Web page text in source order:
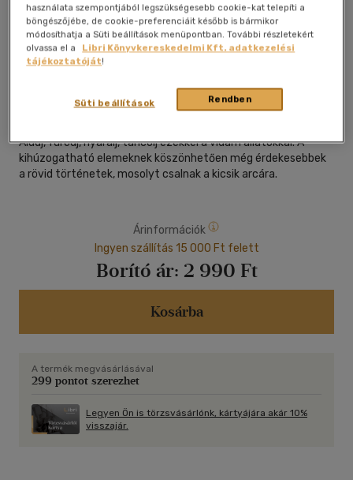
Kívánságlistához adom Megosztom
magyar nyelvű|lapozó
Aludj, fürödj, nyaralj, táncolj ezekkel a vidám állatokkal. A
kihúzogatható elemeknek köszönhetően még érdekesebbek
a rövid történetek, mosolyt csalnak a kicsik arcára.
Árinformációk
Ingyen szállítás 15 000 Ft felett
Borító ár: 2 990 Ft
Kosárba
A termék megvásárlásával
299 pontot szerezhet
Legyen Ön is törzsvásárlónk, kártyájára akár 10%
visszajár.
használata szempontjából legszükségesebb cookie-kat telepíti a
böngészőjébe, de cookie-preferenciáit később is bármikor
módosíthatja a Süti beállítások menüpontban. További részletekért
olvassa el a
Libri Könyvkereskedelmi Kft. adatkezelési
tájékoztatóját!
Rendben
Süti beállítások